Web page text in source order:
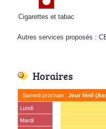
Cigarettes et tabac
Autres services proposés :
Horaires
Samedi prochain : Jour férié
Lundi
Mardi